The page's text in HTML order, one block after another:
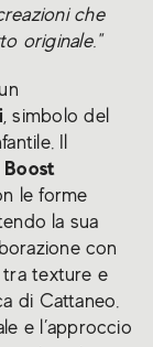
che
originale."
, simbolo del
Il
Boost
le forme
la sua
con
tra texture e
di Cattaneo.
e l’approccio